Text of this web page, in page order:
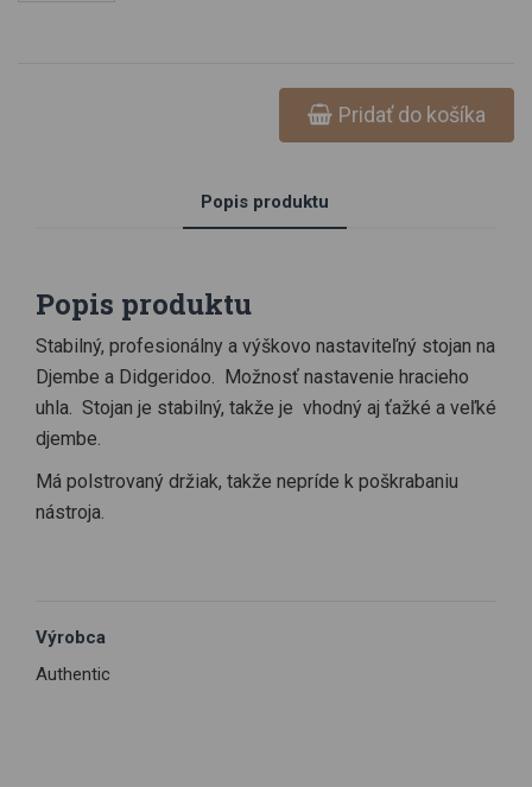
Pridať do košíka
Popis produktu
Popis produktu
Stabilný, profesionálny a výškovo nastaviteľný stojan na
Djembe a Didgeridoo. Možnosť nastavenie hracieho
uhla. Stojan je stabilný, takže je vhodný aj ťažké a veľké
djembe.
Má polstrovaný držiak, takže nepríde k poškrabaniu
nástroja.
Výrobca
Authentic